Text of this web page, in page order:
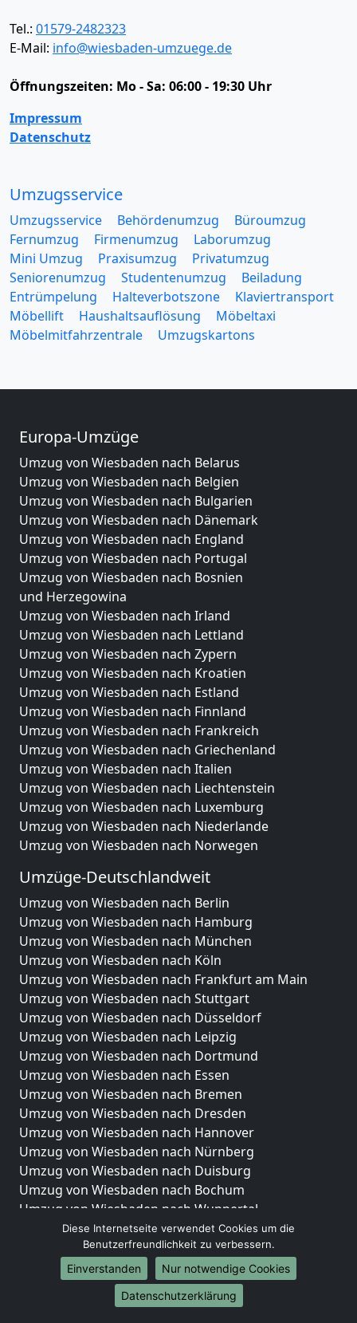
Tel.: 01579-2482323
E-Mail: info@wiesbaden-umzuege.de
Öffnungszeiten: Mo - Sa: 06:00 - 19:30 Uhr
Impressum
Datenschutz
Umzugsservice
Umzugsservice Behördenumzug
Büroumzug
Fernumzug
Firmenumzug
Laborumzug
Mini Umzug
Praxisumzug
Privatumzug
Seniorenumzug
Studentenumzug
Beiladung
Entrümpelung
Halteverbotszone
Klaviertransport
Möbellift
Haushaltsauflösung
Möbeltaxi
Möbelmitfahrzentrale
Umzugskartons
Europa-Umzüge
Umzug von Wiesbaden nach Belarus
Umzug von Wiesbaden nach Belgien
Umzug von Wiesbaden nach Bulgarien
Umzug von Wiesbaden nach Dänemark
Umzug von Wiesbaden nach England
Umzug von Wiesbaden nach Portugal
Umzug von Wiesbaden nach Bosnien
und Herzegowina
Umzug von Wiesbaden nach Irland
Umzug von Wiesbaden nach Lettland
Umzug von Wiesbaden nach Zypern
Umzug von Wiesbaden nach Kroatien
Umzug von Wiesbaden nach Estland
Umzug von Wiesbaden nach Finnland
Umzug von Wiesbaden nach Frankreich
Umzug von Wiesbaden nach Griechenland
Umzug von Wiesbaden nach Italien
Umzug von Wiesbaden nach Liechtenstein
Umzug von Wiesbaden nach Luxemburg
Umzug von Wiesbaden nach Niederlande
Umzug von Wiesbaden nach Norwegen
Umzüge-Deutschlandweit
Umzug von Wiesbaden nach Berlin
Umzug von Wiesbaden nach Hamburg
Umzug von Wiesbaden nach München
Umzug von Wiesbaden nach Köln
Umzug von Wiesbaden nach Frankfurt am Main
Umzug von Wiesbaden nach Stuttgart
Umzug von Wiesbaden nach Düsseldorf
Umzug von Wiesbaden nach Leipzig
Umzug von Wiesbaden nach Dortmund
Umzug von Wiesbaden nach Essen
Umzug von Wiesbaden nach Bremen
Umzug von Wiesbaden nach Dresden
Umzug von Wiesbaden nach Hannover
Umzug von Wiesbaden nach Nürnberg
Umzug von Wiesbaden nach Duisburg
Umzug von Wiesbaden nach Bochum
Umzug von Wiesbaden nach Wuppertal
Umzug von Wiesbaden nach Bielefeld
Umzug von Wiesbaden nach Bonn
Umzug von Wiesbaden nach Münster
Internationale-Umzüge
Diese Internetseite verwendet Cookies um die
Benutzerfreundlichkeit zu verbessern.
Einverstanden
Nur notwendige Cookies
Datenschutzerklärung